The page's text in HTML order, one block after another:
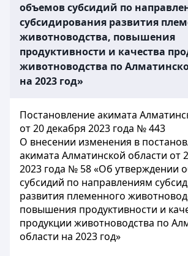
объемов субсидий по
субсидирования развития
животноводства, повышения
продуктивности и качества
животноводства по
на 2023 год»
Постановление акимата
от 20 декабря 2023 года № 443
О внесении изменения в
акимата Алматинской области от
2023 года № 58 «Об утверждении
субсидий по направлениям
развития племенного
повышения продуктивности и
продукции животноводства по
области на 2023 год»